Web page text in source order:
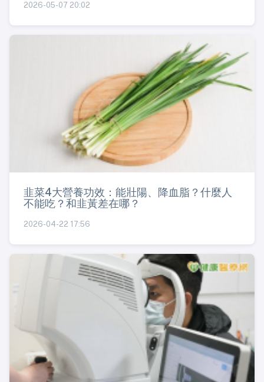
2026-05-07 20:02
韭菜4大營養功效：能壯陽、降血脂？什麼人
不能吃？和韭黃差在哪？
2026-04-22 17:56